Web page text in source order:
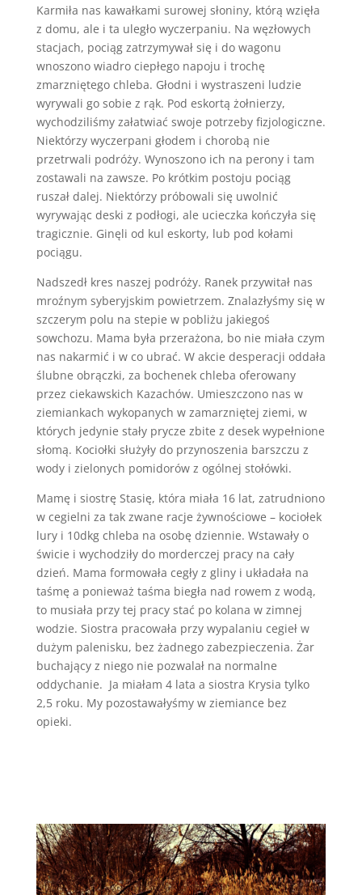
Karmiła nas kawałkami surowej słoniny, którą wzięła
z domu, ale i ta uległo wyczerpaniu. Na węzłowych
stacjach, pociąg zatrzymywał się i do wagonu
wnoszono wiadro ciepłego napoju i trochę
zmarzniętego chleba. Głodni i wystraszeni ludzie
wyrywali go sobie z rąk. Pod eskortą żołnierzy,
wychodziliśmy załatwiać swoje potrzeby fizjologiczne.
Niektórzy wyczerpani głodem i chorobą nie
przetrwali podróży. Wynoszono ich na perony i tam
zostawali na zawsze. Po krótkim postoju pociąg
ruszał dalej. Niektórzy próbowali się uwolnić
wyrywając deski z podłogi, ale ucieczka kończyła się
tragicznie. Ginęli od kul eskorty, lub pod kołami
pociągu.
Nadszedł kres naszej podróży. Ranek przywitał nas
mroźnym syberyjskim powietrzem. Znalazłyśmy się w
szczerym polu na stepie w pobliżu jakiegoś
sowchozu. Mama była przerażona, bo nie miała czym
nas nakarmić i w co ubrać. W akcie desperacji oddała
ślubne obrączki, za bochenek chleba oferowany
przez ciekawskich Kazachów. Umieszczono nas w
ziemiankach wykopanych w zamarzniętej ziemi, w
których jedynie stały prycze zbite z desek wypełnione
słomą. Kociołki służyły do przynoszenia barszczu z
wody i zielonych pomidorów z ogólnej stołówki.
Mamę i siostrę Stasię, która miała 16 lat, zatrudniono
w cegielni za tak zwane racje żywnościowe – kociołek
lury i 10dkg chleba na osobę dziennie. Wstawały o
świcie i wychodziły do morderczej pracy na cały
dzień. Mama formowała cegły z gliny i układała na
taśmę a ponieważ taśma biegła nad rowem z wodą,
to musiała przy tej pracy stać po kolana w zimnej
wodzie. Siostra pracowała przy wypalaniu cegieł w
dużym palenisku, bez żadnego zabezpieczenia. Żar
buchający z niego nie pozwalał na normalne
oddychanie. Ja miałam 4 lata a siostra Krysia tylko
2,5 roku. My pozostawałyśmy w ziemiance bez
opieki.